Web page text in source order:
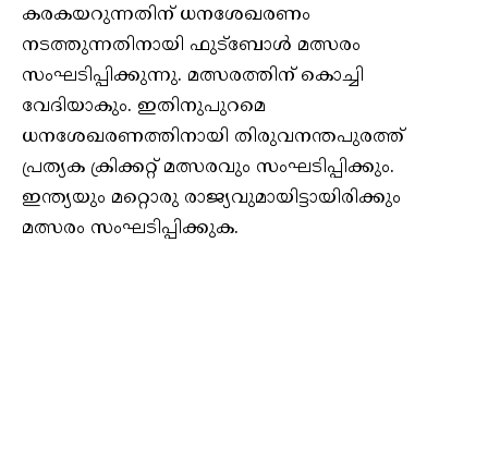
കരകയറുന്നതിന് ധനശേഖരണം
നടത്തുന്നതിനായി ഫുട്‌ബോള്‍ മത്സരം
സംഘടിപ്പിക്കുന്നു. മത്സരത്തിന് കൊച്ചി
വേദിയാകും. ഇതിനുപുറമെ
ധനശേഖരണത്തിനായി തിരുവനന്തപുരത്ത്
പ്രത്യക ക്രിക്കറ്റ് മത്സരവും സംഘടിപ്പിക്കും.
ഇന്ത്യയും മറ്റൊരു രാജ്യവുമായിട്ടായിരിക്കും
മത്സരം സംഘടിപ്പിക്കുക.